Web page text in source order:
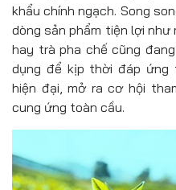
khẩu chính ngạch. Song
dòng sản phẩm tiện lợi
hay trà pha chế cũng
dụng để kịp thời đáp ứng
hiện đại, mở ra cơ hội
cung ứng toàn cầu.